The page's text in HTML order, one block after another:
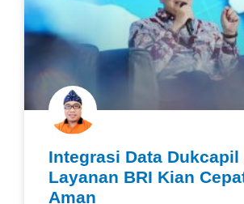
Integrasi Data
Layanan BRI Kian
Aman